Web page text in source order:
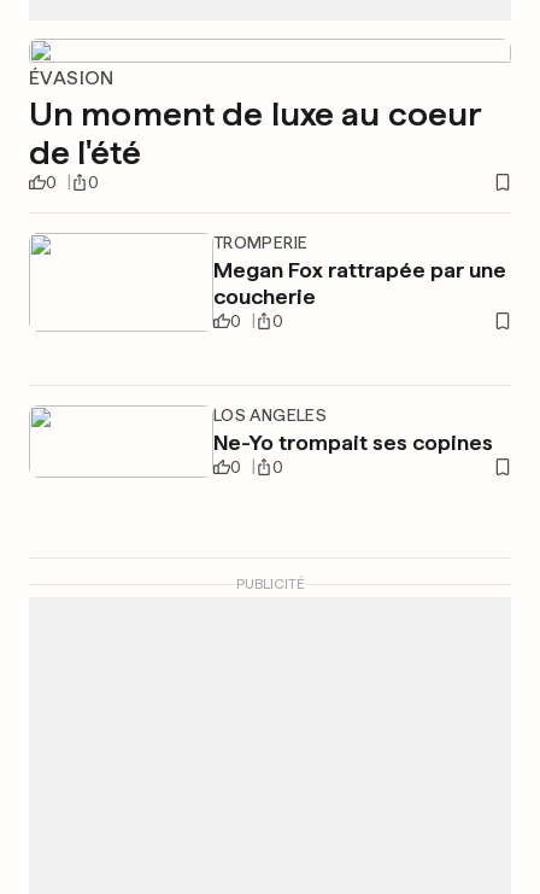
ÉVASION
Un moment de luxe au coeur
de l'été
0 0
TROMPERIE
Megan Fox rattrapée par une
coucherie
0 0
LOS ANGELES
Ne-Yo trompait ses copines
0 0
PUBLICITÉ